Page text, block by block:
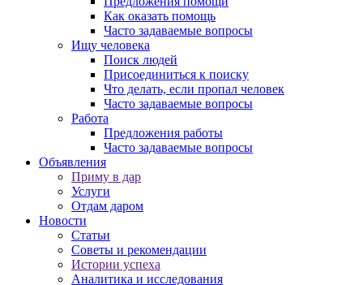
Как оказать помощь
Часто задаваемые вопросы
Ищу человека
Поиск людей
Присоединиться к поиску
Что делать, если пропал человек
Часто задаваемые вопросы
Работа
Предложения работы
Часто задаваемые вопросы
Объявления
Приму в дар
Услуги
Отдам даром
Новости
Статьи
Советы и рекомендации
Истории успеха
Аналитика и исследования